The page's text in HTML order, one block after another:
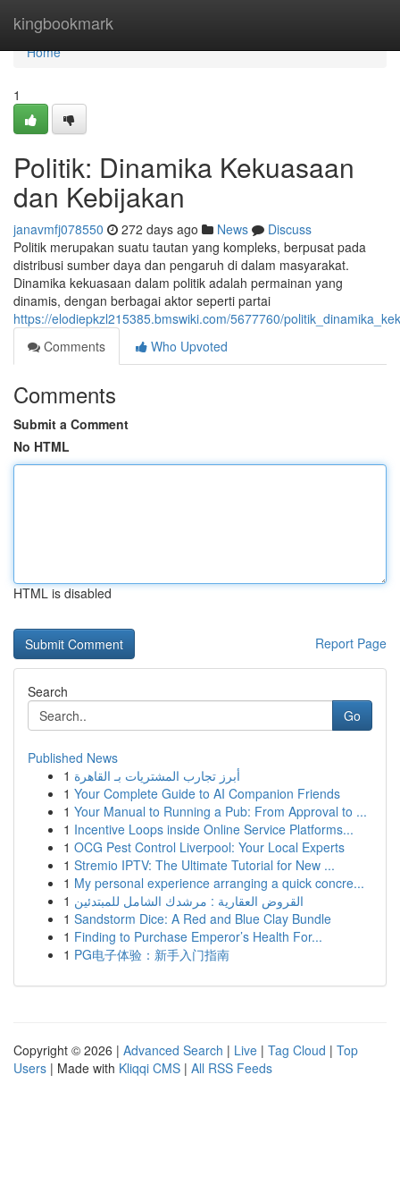
kingbookmark
Home
Home
1
Politik: Dinamika Kekuasaan
dan Kebijakan
janavmfj078550 272 days ago News
Discuss
Politik merupakan suatu tautan yang kompleks, berpusat pada
distribusi sumber daya dan pengaruh di dalam masyarakat.
Dinamika kekuasaan dalam politik adalah permainan yang
dinamis, dengan berbagai aktor seperti partai
https://elodiepkzl215385.bmswiki.com/5677760/
Comments
Who Upvoted
Comments
Submit a Comment
No HTML
HTML is disabled
Report Page
Search
Go
Published News
1 أبرز تجارب المشتريات بـ القاهرة
1 Your Complete Guide to AI Companion Friends
1 Your Manual to Running a Pub: From Approval to ...
1 Incentive Loops inside Online Service Platforms...
1 OCG Pest Control Liverpool: Your Local Experts
1 Stremio IPTV: The Ultimate Tutorial for New ...
1 My personal experience arranging a quick concre...
1 القروض العقارية : مرشدك الشامل للمبتدئين
1 Sandstorm Dice: A Red and Blue Clay Bundle
1 Finding to Purchase Emperor’s Health For...
1 PG电子体验：新手入门指南
Copyright © 2026 | Advanced Search | Live | Tag Cloud | Top
Users | Made with Kliqqi CMS | All RSS Feeds